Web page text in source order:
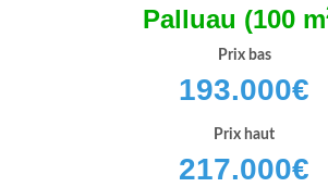
Palluau (100 m
Prix bas
193.000€
Prix haut
217.000€